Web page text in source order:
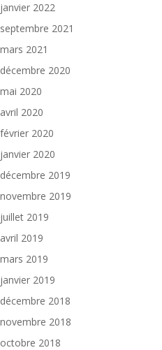
janvier 2022
septembre 2021
mars 2021
décembre 2020
mai 2020
avril 2020
février 2020
janvier 2020
décembre 2019
novembre 2019
juillet 2019
avril 2019
mars 2019
janvier 2019
décembre 2018
novembre 2018
octobre 2018